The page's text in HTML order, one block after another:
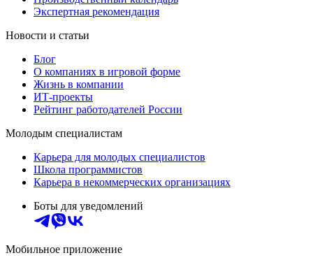
Экспертная рекомендация
Новости и статьи
Блог
О компаниях в игровой форме
Жизнь в компании
ИТ-проекты
Рейтинг работодателей России
Молодым специалистам
Карьера для молодых специалистов
Школа программистов
Карьера в некоммерческих организациях
Боты для уведомлений
Мобильное приложение